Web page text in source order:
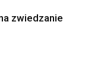
zwiedzanie